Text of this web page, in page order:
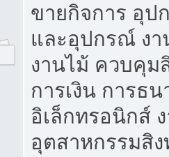
ขายกิจการ อุป
และอุปกรณ์ ง
งานไม้ ควบคุม
การเงิน การธ
อิเล็กทรอนิกส์
อุตสาหกรรมสิ